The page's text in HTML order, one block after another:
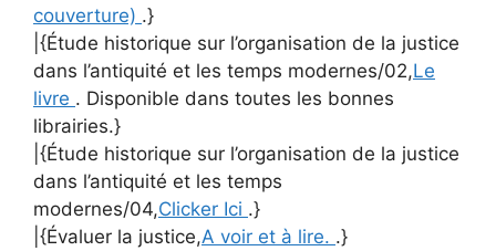
couverture) .}
|{Étude historique sur l’organisation de la justice
dans l’antiquité et les temps modernes/02,Le
livre . Disponible dans toutes les bonnes
librairies.}
|{Étude historique sur l’organisation de la justice
dans l’antiquité et les temps
modernes/04,Clicker Ici .}
|{Évaluer la justice,A voir et à lire. .}